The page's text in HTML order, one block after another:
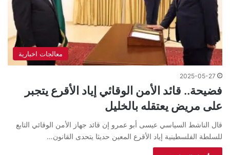
معالجات اخبارية
2025-05-27
فضيحة.. قائد الأمن الوقائي إياد الأقرع يتجبر
على مريض يعتقله بالخليل
قال الناشط السياسي عيسى أبو عمرو إن قائد جهاز الأمن الوقائي التابع
للسلطة الفلسطينية إياد الأقرع المعين حديثا يتحدى القانون…